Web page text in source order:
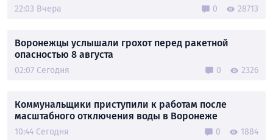
22:03 Вчера 0 28713
Воронежцы услышали грохот перед ракетной
опасностью 8 августа
02:07 Сегодня 0 2326
Коммунальщики приступили к работам после
масштабного отключения воды в Воронеже
10:44 Сегодня 0 1884